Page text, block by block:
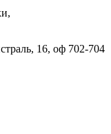
16, оф 702-704